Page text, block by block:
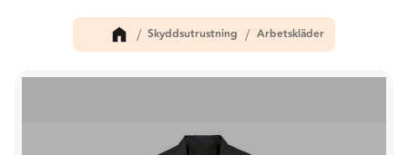
Skyddsutrustning Arbetskläder